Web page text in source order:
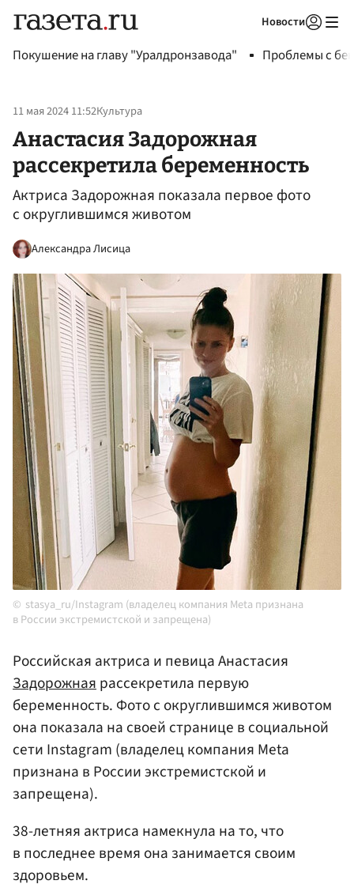
Новости
Покушение на главу "Уралдронзавода" Проблемы с
11 мая 2024 11:52Культура
Анастасия Задорожная
рассекретила беременность
Актриса Задорожная показала первое фото
с округлившимся животом
Александра Лисица
stasya_ru/Instagram (владелец компания Meta признана
в России экстремистской и запрещена)
Российская актриса и певица Анастасия
Задорожнаярассекретила первую
беременность. Фото с округлившимся животом
она показала на своей странице в социальной
сети Instagram (владелец компания Meta
признана в России экстремистской и
запрещена).
38-летняя актриса намекнула на то, что
в последнее время она занимается своим
здоровьем.